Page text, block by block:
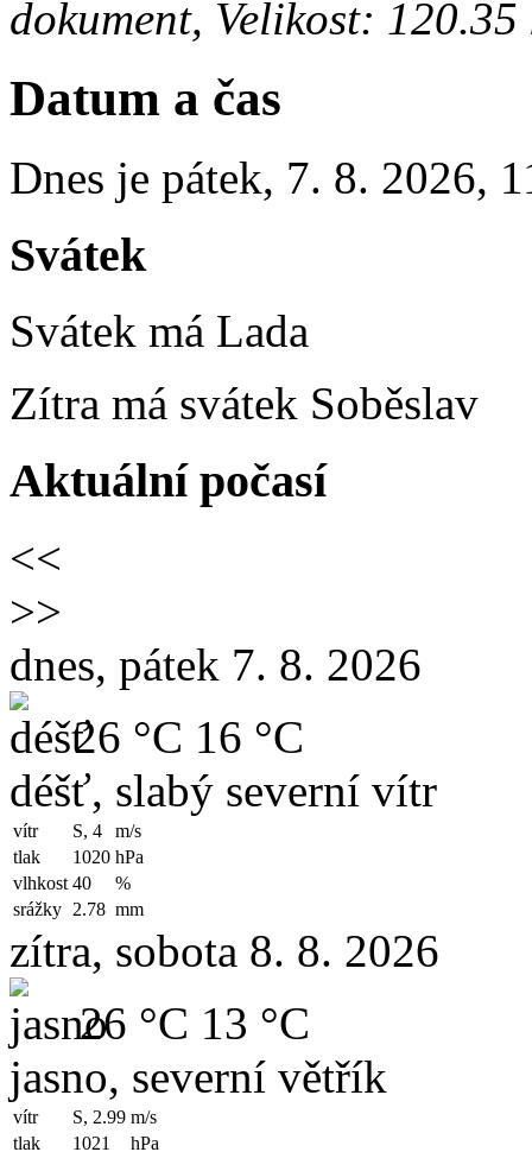
dokument, Velikost: 120.35
Datum a čas
Dnes je pátek, 7. 8. 2026,
Svátek
Svátek má Lada
Zítra má svátek Soběslav
Aktuální počasí
<<
>>
dnes, pátek 7. 8. 2026
26 °C 16 °C
déšť, slabý severní vítr
vítr S, 4
m/s
tlak
1020 hPa
vlhkost 40
%
srážky 2.78 mm
zítra, sobota 8. 8. 2026
26 °C 13 °C
jasno, severní větřík
vítr S, 2.99 m/s
tlak
1021
hPa